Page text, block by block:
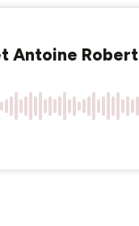
Antoine Robert